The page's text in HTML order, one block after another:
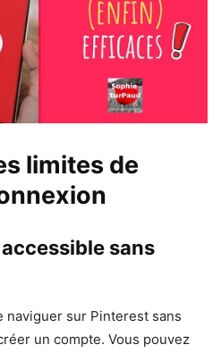
limites de
sans
naviguer sur Pinterest sans
un compte. Vous pouvez